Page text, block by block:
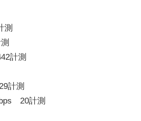
測
計測
計測
20計測